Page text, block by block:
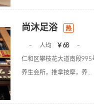
尚沐足浴 热
- 人均 ￥68
-
仁和区攀枝花大道南段
养生会所，推拿按摩，养...